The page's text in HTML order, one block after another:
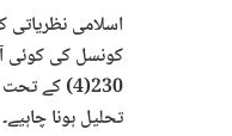
اسلامی
230(4) کے
تحلیل ہونا چاہیے۔